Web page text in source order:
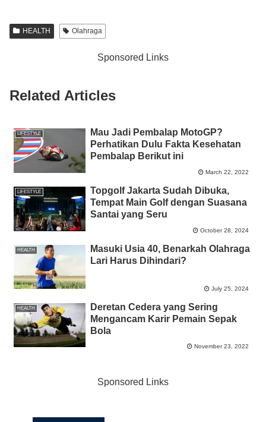
e
o
k
er s
p
g
HEALTH Olahraga
Sponsored Links
Related Articles
LIFESTYLE
Mau Jadi Pembalap MotoGP?
Perhatikan Dulu Fakta Kesehatan
Pembalap Berikut ini
March 22, 2022
LIFESTYLE
Topgolf Jakarta Sudah Dibuka,
Tempat Main Golf dengan Suasana
Santai yang Seru
October 28, 2024
HEALTH
Masuki Usia 40, Benarkah Olahraga
Lari Harus Dihindari?
July 25, 2024
HEALTH
Deretan Cedera yang Sering
Mengancam Karir Pemain Sepak
Bola
November 23, 2022
Sponsored Links